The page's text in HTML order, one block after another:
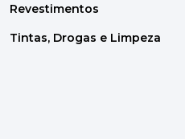
Revestimentos
Tintas, Drogas e Limpeza